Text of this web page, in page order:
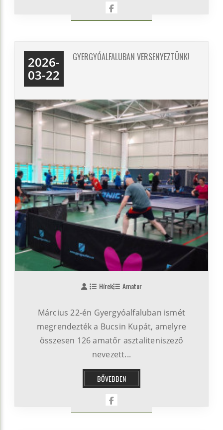
2026-
03-22
GYERGYÓALFALUBAN VERSENYEZTÜNK!
Hírek Amatur
Március 22-én Gyergyóalfaluban ismét
megrendezték a Bucsin Kupát, amelyre
összesen 126 amatőr asztaliteniszező
nevezett...
BŐVEBBEN